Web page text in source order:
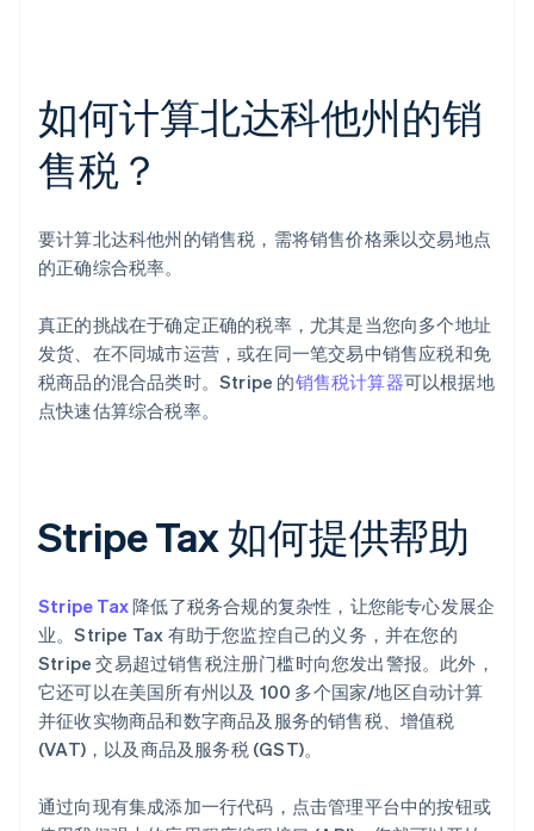
如何计算北达科他州的销
售税？
要计算北达科他州的销售税，需将销售价格乘以交易地点
的正确综合税率。
真正的挑战在于确定正确的税率，尤其是当您向多个地址
发货、在不同城市运营，或在同一笔交易中销售应税和免
税商品的混合品类时。Stripe 的销售税计算器可以根据地
点快速估算综合税率。
Stripe Tax 如何提供帮助
Stripe Tax降低了税务合规的复杂性，让您能专心发展企
业。Stripe Tax 有助于您监控自己的义务，并在您的
Stripe 交易超过销售税注册门槛时向您发出警报。此外，
它还可以在美国所有州以及 100 多个国家/地区自动计算
并征收实物商品和数字商品及服务的销售税、增值税
(VAT)，以及商品及服务税 (GST)。
通过向现有集成添加一行代码，点击管理平台中的按钮或